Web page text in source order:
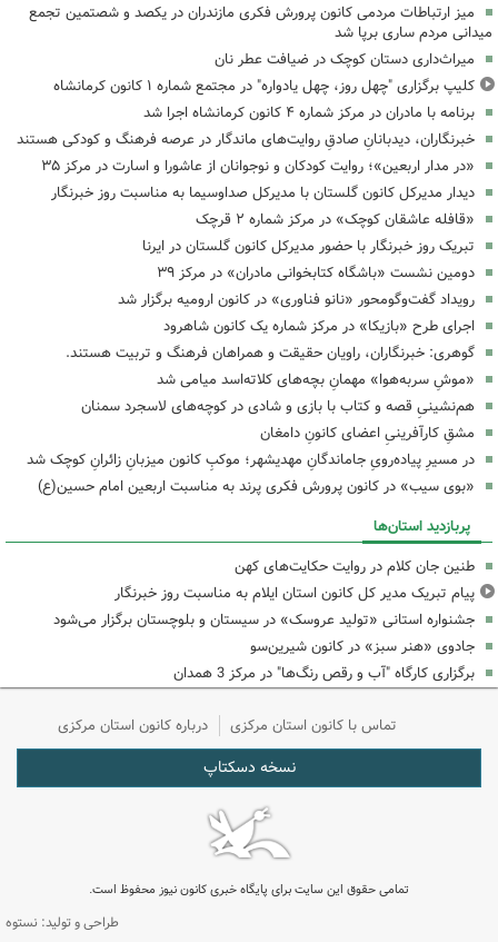
میز ارتباطات مردمی کانون پرورش فکری مازندران در یکصد و شصتمین تجمع
میدانی مردم ساری برپا شد
میراث‌داری دستان کوچک در ضیافت عطر نان
کلیپ برگزاری "چهل روز، چهل یادواره" در مجتمع شماره ۱ کانون کرمانشاه
برنامه با مادران در مرکز شماره ۴ کانون کرمانشاه اجرا شد
خبرنگاران، دیدبانانِ صادقِ روایت‌های ماندگار در عرصه فرهنگ و کودکی هستند
«در مدار اربعین»؛ روایت کودکان و نوجوانان از عاشورا و اسارت در مرکز ۳۵
دیدار مدیرکل کانون گلستان با مدیرکل صداوسیما به مناسبت روز خبرنگار
«قافله عاشقان کوچک» در مرکز شماره ۲ قرچک
تبریک روز خبرنگار با حضور مدیرکل کانون گلستان در ایرنا
دومین نشست «باشگاه کتابخوانی مادران» در مرکز ۳۹
رویداد گفت‌وگومحور «نانو فناوری» در کانون ارومیه برگزار شد
اجرای طرح «بازیکا» در مرکز شماره یک کانون شاهرود
گوهری: خبرنگاران، راویان حقیقت و همراهان فرهنگ و تربیت هستند.
«موشِ سربه‌هوا» مهمانِ بچه‌های کلاته‌اسد میامی شد
هم‌نشینیِ قصه و کتاب با بازی و شادی در کوچه‌های لاسجرد سمنان
مشقِ کارآفرینیِ اعضای کانونِ دامغان
در مسیرِ پیاده‌رویِ جاماندگانِ مهدیشهر؛ موکبِ کانون میزبانِ زائرانِ کوچک شد
«بوی سیب» در کانون پرورش فکری پرند به مناسبت اربعین امام حسین(ع)
پربازدید استان‌ها
طنین جان کلام در روایت حکایت‌های کهن
پیام تبریک مدیر کل کانون استان ایلام به مناسبت روز خبرنگار
جشنواره استانی «تولید عروسک» در سیستان و بلوچستان برگزار می‌شود
جادوی «هنر سبز» در کانون شیرین‌سو
برگزاری کارگاه "آب و رقص رنگ‌ها" در مرکز 3 همدان
تماس با کانون استان مرکزی درباره کانون استان مرکزی
نسخه دسکتاپ
تمامی حقوق این سایت برای پایگاه خبری کانون نیوز محفوظ است.
طراحی و تولید: نستوه